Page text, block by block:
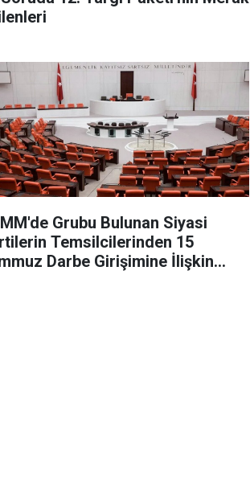
Grubu Bulunan Siyasi
Temsilcilerinden 15
Darbe Girişimine İlişkin